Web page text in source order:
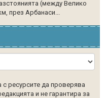
(между Велико
през Арбанаси...
ресурсите да проверява
и не гарантира за